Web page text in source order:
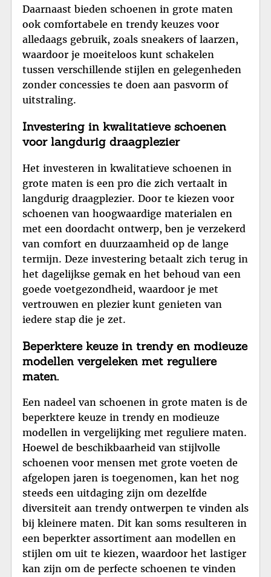
Daarnaast bieden schoenen in grote maten
ook comfortabele en trendy keuzes voor
alledaags gebruik, zoals sneakers of laarzen,
waardoor je moeiteloos kunt schakelen
tussen verschillende stijlen en gelegenheden
zonder concessies te doen aan pasvorm of
uitstraling.
Investering in kwalitatieve schoenen
voor langdurig draagplezier
Het investeren in kwalitatieve schoenen in
grote maten is een pro die zich vertaalt in
langdurig draagplezier. Door te kiezen voor
schoenen van hoogwaardige materialen en
met een doordacht ontwerp, ben je verzekerd
van comfort en duurzaamheid op de lange
termijn. Deze investering betaalt zich terug in
het dagelijkse gemak en het behoud van een
goede voetgezondheid, waardoor je met
vertrouwen en plezier kunt genieten van
iedere stap die je zet.
Beperktere keuze in trendy en modieuze
modellen vergeleken met reguliere
maten.
Een nadeel van schoenen in grote maten is de
beperktere keuze in trendy en modieuze
modellen in vergelijking met reguliere maten.
Hoewel de beschikbaarheid van stijlvolle
schoenen voor mensen met grote voeten de
afgelopen jaren is toegenomen, kan het nog
steeds een uitdaging zijn om dezelfde
diversiteit aan trendy ontwerpen te vinden als
bij kleinere maten. Dit kan soms resulteren in
een beperkter assortiment aan modellen en
stijlen om uit te kiezen, waardoor het lastiger
kan zijn om de perfecte schoenen te vinden